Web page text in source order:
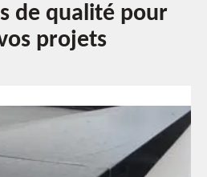
de qualité pour
projets